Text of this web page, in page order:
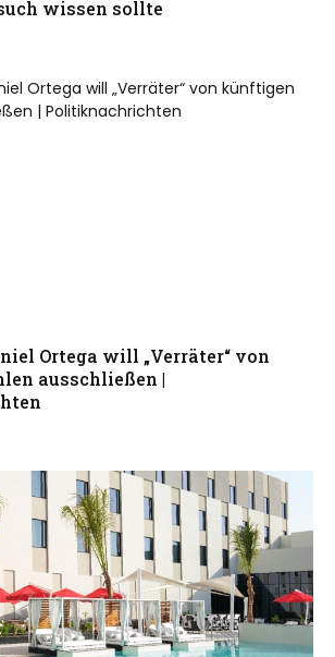
wissen sollte
Ortega will „Verräter“ von
ausschließen |